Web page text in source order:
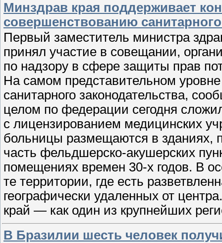
Минздрав края поддерживает
совершенствованию
Первый заместитель министра
принял участие в совещании,
по надзору в сфере защиты прав
На самом представительном
санитарного законодательства,
целом по федерации сегодня
с лицензированием медицинских
больницы размещаются в зданиях,
часть фельдшерско-акушерских
помещениях времен 30-х годов. В
те территории, где есть
географически удаленных от
край — как один из крупнейших
В Бразилии шесть человек